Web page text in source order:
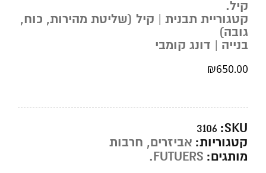
קיל.
קטגוריית תבנית | קיל (שליטת מהירות, כוח,
גובה)
בנייה | דונג קומבי
₪650.00
SKU:
3106
קטגוריות: אביזרים, חרבות
מותגים: FUTUERS.